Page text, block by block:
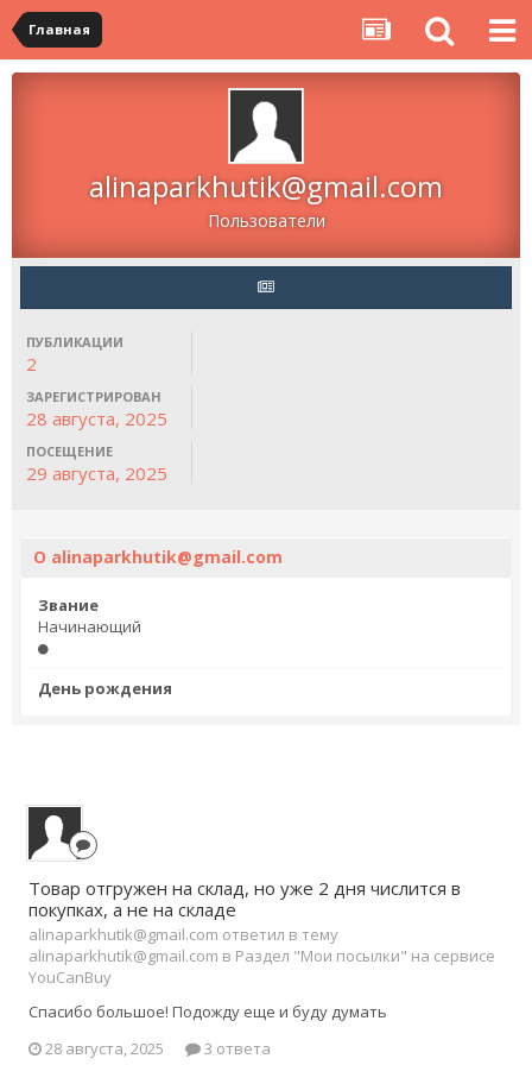
Главная
alinaparkhutik@gmail.com
Пользователи
ПУБЛИКАЦИИ
2
ЗАРЕГИСТРИРОВАН
28 августа, 2025
ПОСЕЩЕНИЕ
29 августа, 2025
О alinaparkhutik@gmail.com
Звание
Начинающий
День рождения
Товар отгружен на склад, но уже 2 дня числится в
покупках, а не на складе
alinaparkhutik@gmail.com ответил в тему
alinaparkhutik@gmail.com в Раздел "Мои посылки" на сервисе
YouCanBuy
Спасибо большое! Подожду еще и буду думать
28 августа, 2025
3 ответа